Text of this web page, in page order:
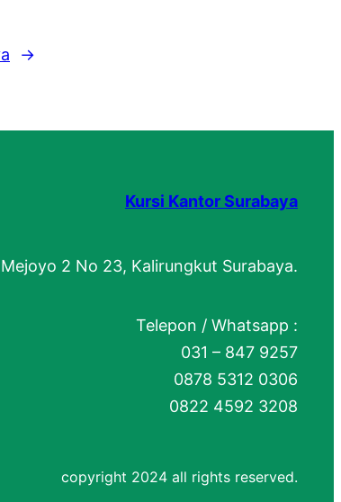
→
Kursi Kantor Surabaya
2 No 23, Kalirungkut Surabaya.
Telepon / Whatsapp :
031 – 847 9257
0878 5312 0306
0822 4592 3208
copyright 2024 all rights reserved.